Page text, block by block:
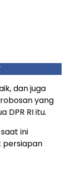
dan juga
yang
DPR RI itu.
ini
persiapan